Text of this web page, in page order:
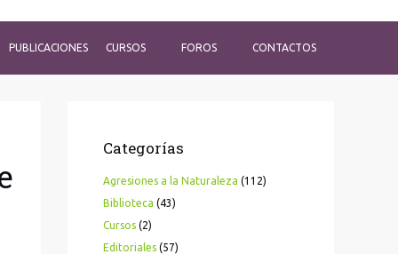
PUBLICACIONES CURSOS FOROS CONTACTOS
Categorías
Agresiones a la Naturaleza (112)
Biblioteca (43)
Cursos (2)
Editoriales (57)